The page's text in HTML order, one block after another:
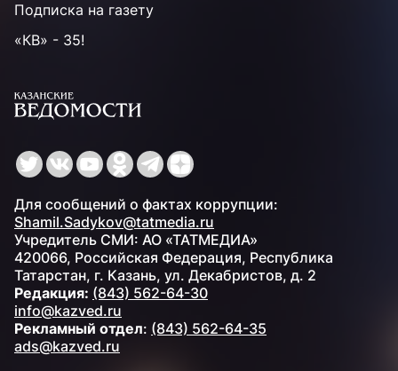
Подписка на газету
«КВ» - 35!
Для сообщений о фактах коррупции:
Shamil.Sadykov@tatmedia.ru
Учредитель СМИ: АО «ТАТМЕДИА»
420066, Российская Федерация, Республика
Татарстан, г. Казань, ул. Декабристов, д. 2
Редакция: (843) 562-64-30
info@kazved.ru
Рекламный отдел: (843) 562-64-35
ads@kazved.ru